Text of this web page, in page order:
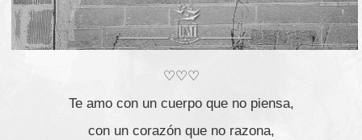
♡♡♡
Te amo con un cuerpo que no piensa,
con un corazón que no razona,